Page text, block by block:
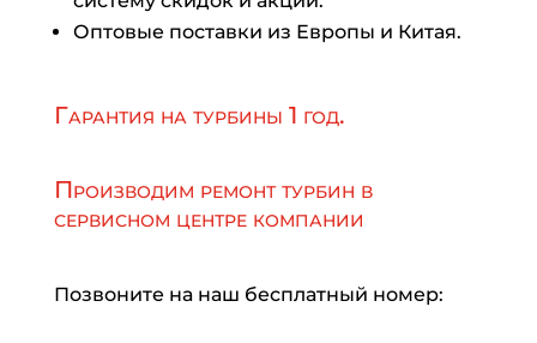
Оптовые поставки из Европы и Китая.
Гарантия на турбины 1 год.
Производим ремонт турбин в
сервисном центре компании
Позвоните на наш бесплатный номер: